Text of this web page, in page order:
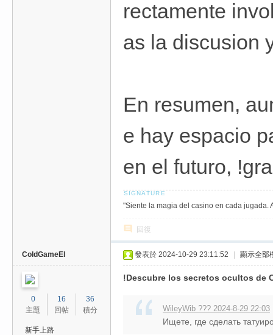
rectamente
as la discusion
En resumen,
e hay espacio
en el futuro,
"Siente la magia del casino en cada jugada.
回復
ColdGameEl
0
主題
16
回帖
36
積分
新手上路
發表於 2024-10-29 23:11:52 顯示全部
!Descubre los secretos ocultos de
WileyWib ??? 2024-8-29 22:03
Ищете, где сделать